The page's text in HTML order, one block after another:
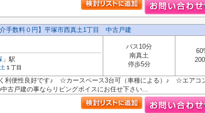
介手数料０円】平塚市西真土1丁目 中古戸建
」駅
１丁目
バス10分
南真土
停歩5分
く利便性良好です♪ ☆カースペース3台可（車種による）♪ ☆エアコ
戸建の事ならリビングボイスにお任せ下さい...